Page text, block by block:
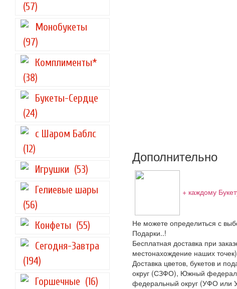
(57)
Монобукеты
(97)
Комплименты*
(38)
Букеты-Сердце
(24)
с Шаром Баблс
(12)
Игрушки (53)
Гелиевые шары
(56)
Конфеты (55)
Сегодня-Завтра
(194)
Горшечные (16)
Дополнительно
+ каждому
Не можете определиться с
Подарки..!
Бесплатная доставка при
местонахождение наших
Доставка цветов, букетов и
округ (СЗФО), Южный
федеральный округ (УФО или